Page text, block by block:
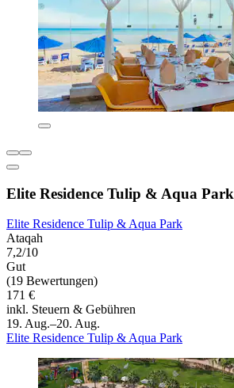
Elite Residence Tulip & Aqua Park
Elite Residence Tulip & Aqua Park
Ataqah
7,2/10
Gut
(19 Bewertungen)
171 €
inkl. Steuern & Gebühren
19. Aug.–20. Aug.
Elite Residence Tulip & Aqua Park